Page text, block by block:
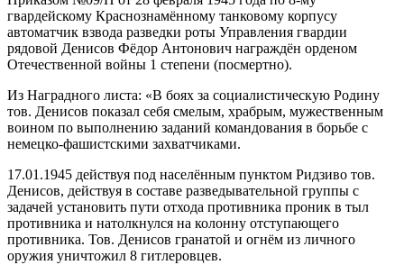
гвардейскому Краснознамённому танковому корпусу
автоматчик взвода разведки роты Управления гвардии
рядовой Денисов Фёдор Антонович награждён орденом
Отечественной войны 1 степени (посмертно).
Из Наградного листа: «В боях за социалистическую Родину
тов. Денисов показал себя смелым, храбрым, мужественным
воином по выполнению заданий командования в борьбе с
немецко-фашистскими захватчиками.
17.01.1945 действуя под населённым пунктом Ридзиво тов.
Денисов, действуя в составе разведывательной группы с
задачей установить пути отхода противника проник в тыл
противника и натолкнулся на колонну отступающего
противника. Тов. Денисов гранатой и огнём из личного
оружия уничтожил 8 гитлеровцев.